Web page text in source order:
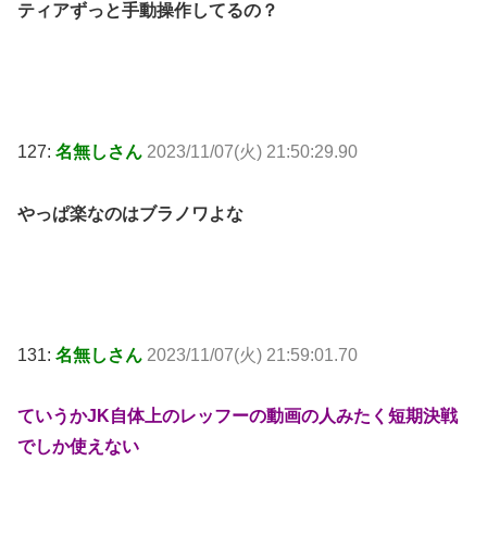
ティアずっと手動操作してるの？
127: 名無しさん 2023/11/07(火) 21:50:29.90
やっぱ楽なのはブラノワよな
131: 名無しさん 2023/11/07(火) 21:59:01.70
ていうかJK自体上のレッフーの動画の人みたく短期決戦
でしか使えない